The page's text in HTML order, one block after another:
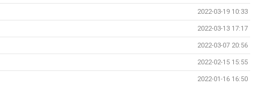
2022-03-19 10:33
2022-03-13 17:17
2022-03-07 20:56
2022-02-15 15:55
2022-01-16 16:50